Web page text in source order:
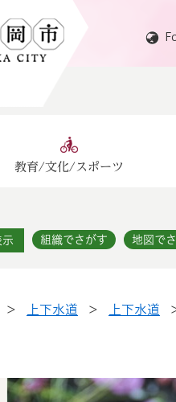
教育/文化/スポーツ
組織でさがす 地図で
> 上下水道 > 上下水道